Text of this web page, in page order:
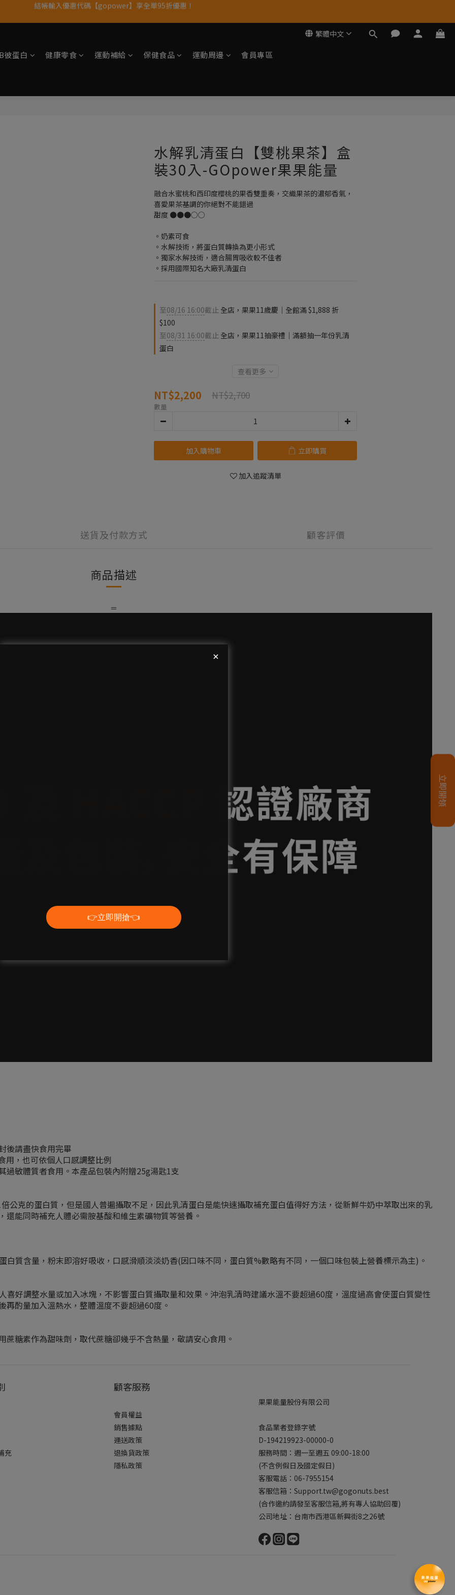
果果11歲慶｜App 下單享 5% 購物金回饋
繁體中文
蛋白 健康零食 運動補給 保健食品 運動周邊 會員專區
水解乳清蛋白【雙桃果茶】盒
裝30入-GOpower果果能量
融合水蜜桃和西印度櫻桃的果香雙重奏，交織果茶的濃郁香氣，
喜愛果茶基調的你絕對不能錯過
甜度 ●●●○○
。奶素可食
。水解技術，將蛋白質轉換為更小形式
。獨家水解技術，適合腸胃吸收較不佳者
。採用國際知名大廠乳清蛋白
至08/16 16:00截止 全店，果果11歲慶｜全館滿 $1,888 折
$100
至08/31 16:00截止 全店，果果11抽豪禮｜滿額抽一年份乳清
蛋白
查看更多
NT$2,200 NT$2,700
數量
加入購物車 立即購買
加入追蹤清單
送貨及付款方式 顧客評價
商品描述
＝
後請盡快食用完畢
用，也可依個人口感調整比例
過敏體質者食用。本產品包裝內附贈25g湯匙1支
公克的蛋白質，但是國人普遍攝取不足，因此乳清蛋白是能快速攝取補充蛋白值得好方法，從新鮮牛奶中萃取出來的乳
能同時補充人體必需胺基酸和維生素礦物質等營養。
質含量，粉末即溶好吸收，口感滑順淡淡奶香(因口味不同，蛋白質%數略有不同，一個口味包裝上營養標示為主)。
好調整水量或加入冰塊，不影響蛋白質攝取量和效果。沖泡乳清時建議水溫不要超過60度，溫度過高會使蛋白質變性
酌量加入溫熱水，整體溫度不要超過60度。
糖素作為甜味劑，取代蔗糖卻幾乎不含熱量，敬請安心食用。
充
顧客服務
會員權益
銷售據點
運送政策
退換貨政策
隱私政策
果果能量股份有限公司
食品業者登錄字號
D-194219923-00000-0
服務時間：週一至週五 09:00-18:00
(不含例假日及國定假日)
客服電話：06-7955154
客服信箱：Support.tw@gogonuts.best
(合作邀約請發至客服信箱,將有專人協助回覆)
公司地址：台南市西港區新興街8之26號